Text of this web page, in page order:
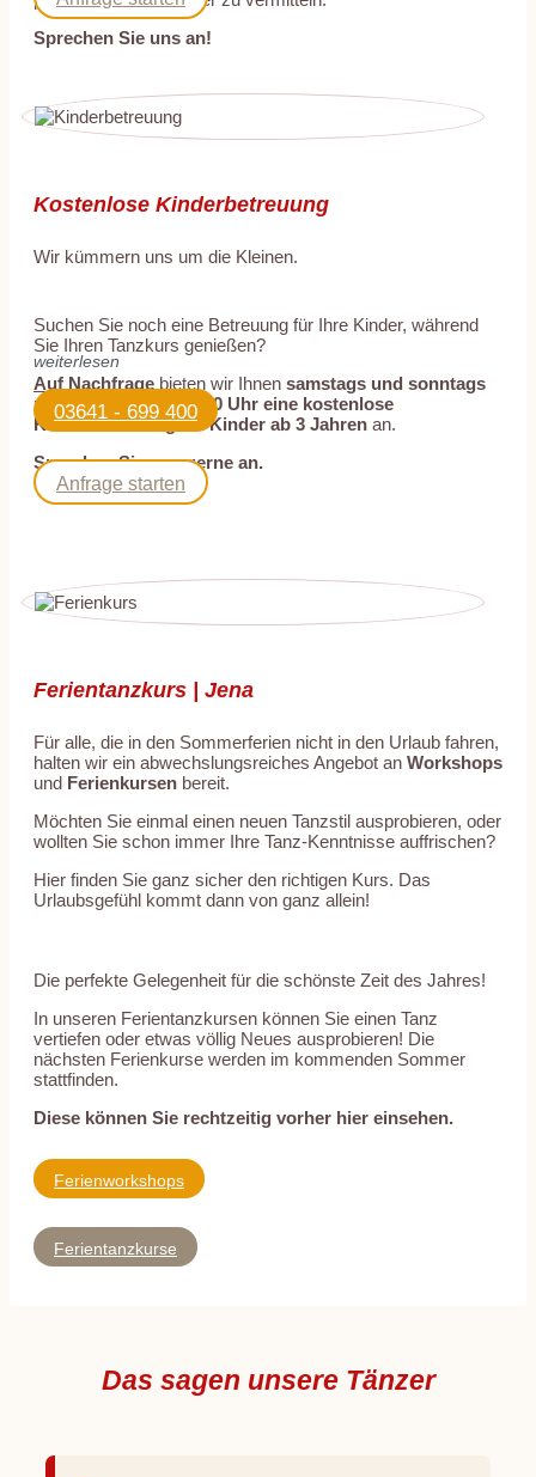
Sprechen Sie uns an!
Kostenlose Kinderbetreuung
Wir kümmern uns um die Kleinen.
Suchen Sie noch eine Betreuung für Ihre Kinder, während
Sie Ihren Tanzkurs genießen?
Auf Nachfrage bieten wir Ihnen samstags und sonntags
zwischen 15 und 18:00 Uhr eine kostenlose
Kinderbetreuung für Kinder ab 3 Jahren an.
Sprechen Sie uns gerne an.
weiterlesen
03641 - 699 400
Anfrage starten
Ferientanzkurs | Jena
Für alle, die in den Sommerferien nicht in den Urlaub fahren,
halten wir ein abwechslungsreiches Angebot an Workshops
und Ferienkursen bereit.
Möchten Sie einmal einen neuen Tanzstil ausprobieren, oder
wollten Sie schon immer Ihre Tanz-Kenntnisse auffrischen?
Hier finden Sie ganz sicher den richtigen Kurs. Das
Urlaubsgefühl kommt dann von ganz allein!
Die perfekte Gelegenheit für die schönste Zeit des Jahres!
In unseren Ferientanzkursen können Sie einen Tanz
vertiefen oder etwas völlig Neues ausprobieren! Die
nächsten Ferienkurse werden im kommenden Sommer
stattfinden.
Diese können Sie rechtzeitig vorher hier einsehen.
Ferienworkshops
Ferientanzkurse
Das sagen unsere Tänzer